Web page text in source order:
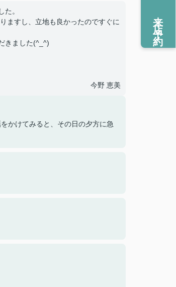
。
ますし、立地も良かったのですぐに
きました(^_^)
今野 恵美
かけてみると、その日の夕方に急
来店予約